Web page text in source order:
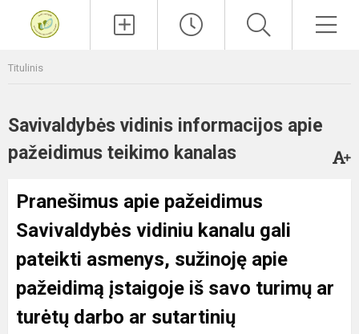
Titulinis
Savivaldybės vidinis informacijos apie
pažeidimus teikimo kanalas
Pranešimus apie pažeidimus
Savivaldybės vidiniu kanalu gali
pateikti asmenys, sužinoję apie
pažeidimą įstaigoje iš savo turimų ar
turėtų darbo ar sutartinių